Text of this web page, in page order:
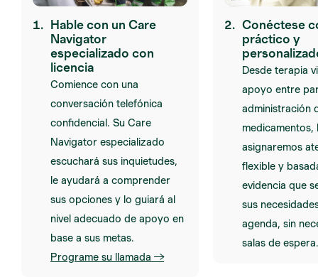
1. Hable con un Care
Navigator
especializado con
licencia
Comience con una
conversación telefónica
confidencial. Su Care
Navigator especializado
escuchará sus inquietudes,
le ayudará a comprender
sus opciones y lo guiará al
nivel adecuado de apoyo en
base a sus metas.
Programe su llamada →
2. Conéctese
práctico y
Desde terapia
apoyo entre
administración
medicamentos,
asignaremos
flexible y
evidencia que
sus
agenda, sin
salas de espera.